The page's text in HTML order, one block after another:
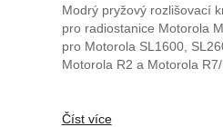
Modrý pryžový rozlišovací
pro radiostanice Motorola
pro Motorola SL1600,
Motorola R2 a Motorola
Číst více